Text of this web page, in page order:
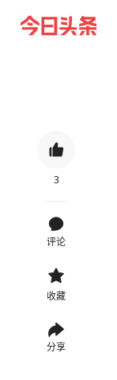
3
评论
收藏
分享